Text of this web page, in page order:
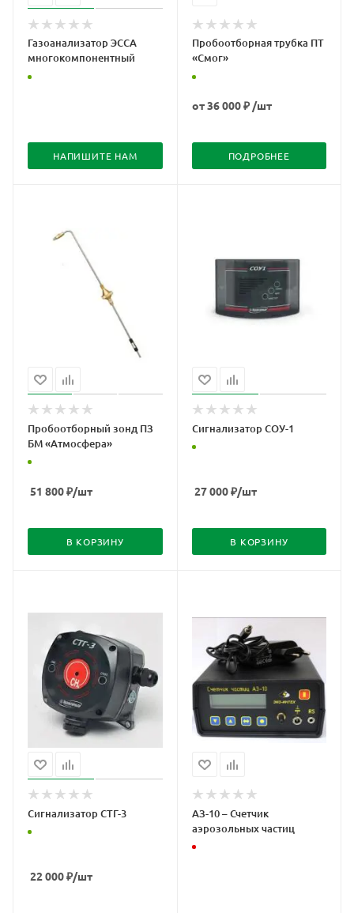
Газоанализатор ЭССА
многокомпонентный
НАПИШИТЕ НАМ
Пробоотборная трубка ПТ
«Смог»
от36 000 ₽ /шт
ПОДРОБНЕЕ
Пробоотборный зонд ПЗ
БМ «Атмосфера»
51 800₽/шт
В КОРЗИНУ
Сигнализатор СОУ-1
27 000₽/шт
В КОРЗИНУ
Сигнализатор СТГ-3
22 000₽/шт
АЗ-10 – Счетчик
аэрозольных частиц